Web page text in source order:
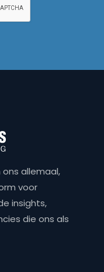
allemaal,
voor
insights,
die ons als